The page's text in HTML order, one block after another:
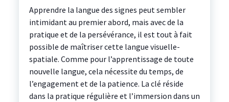
Apprendre la langue des signes peut sembler
intimidant au premier abord, mais avec de la
pratique et de la persévérance, il est tout à fait
possible de maîtriser cette langue visuelle-
spatiale. Comme pour l’apprentissage de toute
nouvelle langue, cela nécessite du temps, de
l’engagement et de la patience. La clé réside
dans la pratique régulière et l’immersion dans un